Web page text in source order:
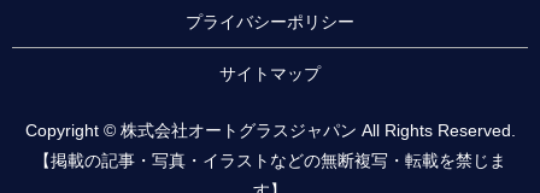
プライバシーポリシー
サイトマップ
Copyright © 株式会社オートグラスジャパン All Rights Reserved.
【掲載の記事・写真・イラストなどの無断複写・転載を禁じま